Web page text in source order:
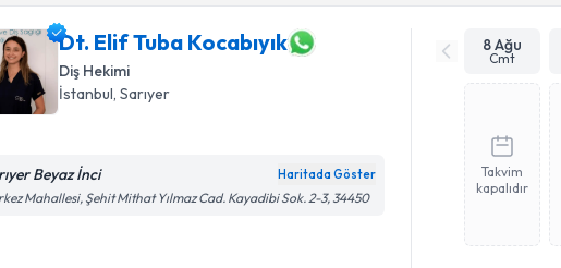
Dt. Elif Tuba Kocabıyık
Diş Hekimi
İstanbul , Sarıyer
Beyaz İnci Haritada Göster
Mahallesi, Şehit Mithat Yılmaz Cad. Kayadibi Sok. 2-3, 34450
8 Ağu
Cmt
Takvim
kapalıdır